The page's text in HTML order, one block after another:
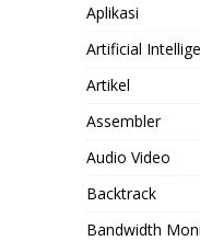
Aplikasi
Artificial
Artikel
Assembler
Audio Video
Backtrack
Bandwidth